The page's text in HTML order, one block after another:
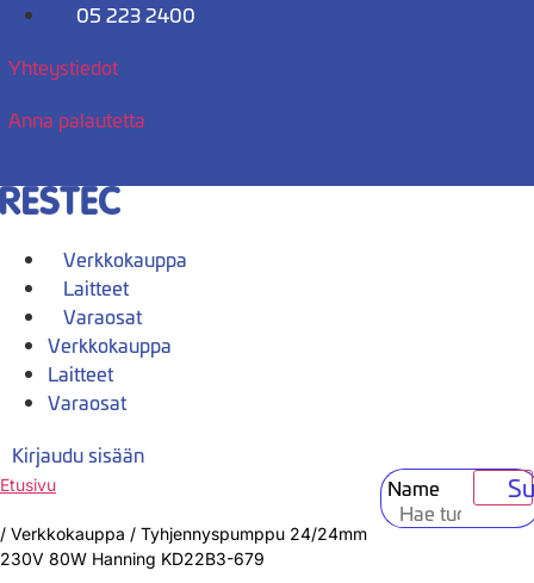
Mene
05 223 2400
Yhteystiedot
Anna palautetta
Verkkokauppa
Laitteet
Varaosat
Verkkokauppa
Laitteet
Varaosat
Kirjaudu sisään
Name
Etusivu
/ Verkkokauppa / Tyhjennyspumppu 24/24mm
230V 80W Hanning KD22B3-679